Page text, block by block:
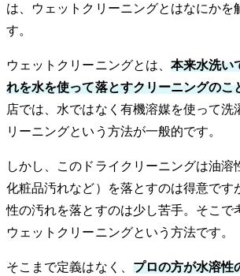
は、ウェットクリーニングとはなにかを
す。
ウェットクリーニングとは、本来水洗い
れを水を使って落とすクリーニングのこ
店では、水ではなく有機溶媒を使って洗
リーニングという方法が一般的です。
しかし、このドライクリーニングは油溶
化粧品汚れなど）を落とすのは得意です
性の汚れを落とすのは少し苦手。そこで
ウェットクリーニングという方法です。
そこまで定義はなく、 プロの方が水溶性